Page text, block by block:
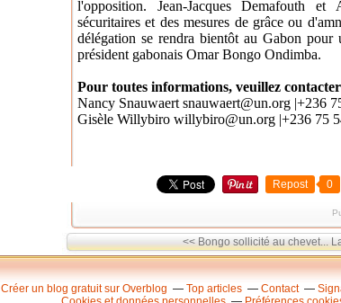
l'opposition. Jean-Jacques Demafouth et
sécuritaires et des mesures de grâce ou
délégation se rendra bientôt au Gabon
président gabonais Omar Bongo Ondimba.
Pour toutes informations, veuillez
Nancy Snauwaert snauwaert@un.org |+236
Gisèle Willybiro willybiro@un.org |+236 75
Repost 0
<< Bongo sollicité au chevet...
Créer un blog gratuit sur Overblog Top articles Contact